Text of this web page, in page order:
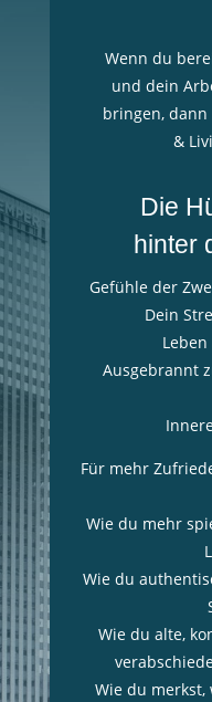
Wenn du
und dein
bringen,
&
Die
hinter
Gefühle der
Dein
Ausgebrannt
Für mehr
Wie du mehr
Wie du
Wie du alte,
Wie du merkst,